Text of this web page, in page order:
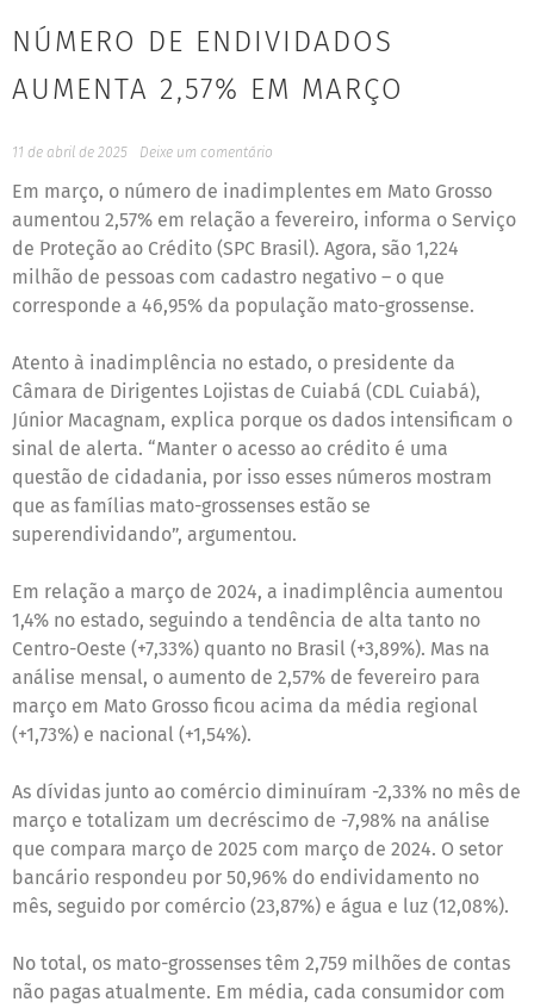
NÚMERO DE ENDIVIDADOS
AUMENTA 2,57% EM MARÇO
11 de abril de 2025 Deixe um comentário
Em março, o número de inadimplentes em Mato Grosso
aumentou 2,57% em relação a fevereiro, informa o Serviço
de Proteção ao Crédito (SPC Brasil). Agora, são 1,224
milhão de pessoas com cadastro negativo – o que
corresponde a 46,95% da população mato-grossense.
Atento à inadimplência no estado, o presidente da
Câmara de Dirigentes Lojistas de Cuiabá (CDL Cuiabá),
Júnior Macagnam, explica porque os dados intensificam o
sinal de alerta. “Manter o acesso ao crédito é uma
questão de cidadania, por isso esses números mostram
que as famílias mato-grossenses estão se
superendividando”, argumentou.
Em relação a março de 2024, a inadimplência aumentou
1,4% no estado, seguindo a tendência de alta tanto no
Centro-Oeste (+7,33%) quanto no Brasil (+3,89%). Mas na
análise mensal, o aumento de 2,57% de fevereiro para
março em Mato Grosso ficou acima da média regional
(+1,73%) e nacional (+1,54%).
As dívidas junto ao comércio diminuíram -2,33% no mês de
março e totalizam um decréscimo de -7,98% na análise
que compara março de 2025 com março de 2024. O setor
bancário respondeu por 50,96% do endividamento no
mês, seguido por comércio (23,87%) e água e luz (12,08%).
No total, os mato-grossenses têm 2,759 milhões de contas
não pagas atualmente. Em média, cada consumidor com